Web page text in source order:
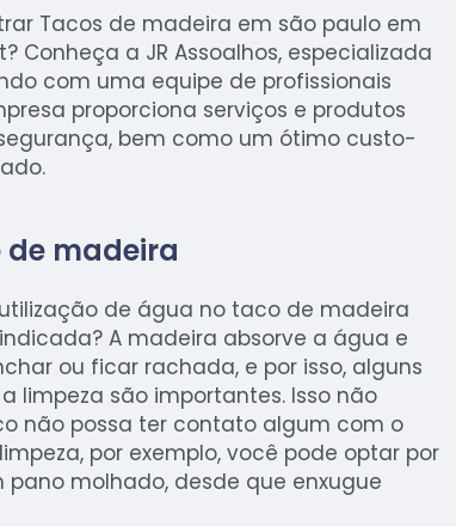
Tacos de madeira em são paulo em
Conheça a JR Assoalhos, especializada
com uma equipe de profissionais
proporciona serviços e produtos
bem como um ótimo custo-
de madeira
de água no taco de madeira
A madeira absorve a água e
ou ficar rachada, e por isso, alguns
limpeza são importantes. Isso não
não possa ter contato algum com o
por exemplo, você pode optar por
pano molhado, desde que enxugue